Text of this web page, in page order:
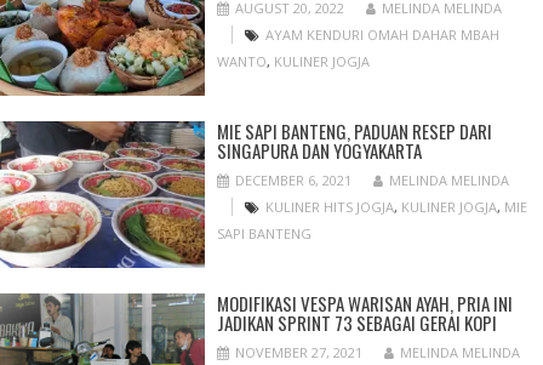
AUGUST 20, 2022
MELINDA MELINDA
AYAM KENDURI OMAH DAHAR MBAH
WANTO, KULINER JOGJA
MIE SAPI BANTENG, PADUAN RESEP DARI
SINGAPURA DAN YOGYAKARTA
DECEMBER 6, 2021
MELINDA MELINDA
KULINER HITS JOGJA, KULINER JOGJA, MIE
SAPI BANTENG
MODIFIKASI VESPA WARISAN AYAH, PRIA INI
JADIKAN SPRINT 73 SEBAGAI GERAI KOPI
NOVEMBER 27, 2021 MELINDA MELINDA